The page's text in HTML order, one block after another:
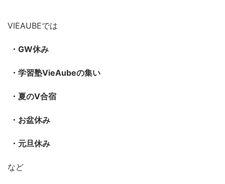
VIEAUBEでは
・GW休み
・学習塾VieAubeの集い
・夏のV合宿
・お盆休み
・元旦休み
など